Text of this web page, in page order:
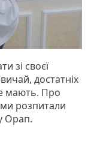
зі своєї
достатніх
мають. Про
розпитали
Орап.